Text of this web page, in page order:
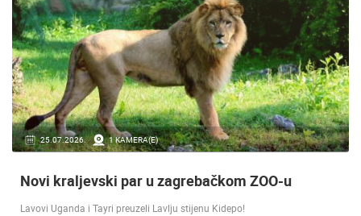
16.07.2018. 9 KAMERA(E)
Doček Vatrenih u Zagrebu nakon osvojenog
srebra [ ZADAR - SPLIT 17.07 ]